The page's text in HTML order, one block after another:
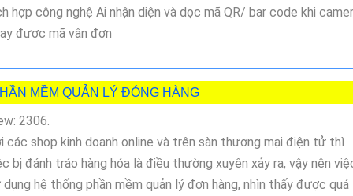
hợp công nghệ Ai nhận diện và dọc mã QR/ bar code khi
được mã vận đơn
MỀM QUẢN LÝ ĐÓNG HÀNG
2306.
các shop kinh doanh online và trên sàn thương mại điện tử thì
bị đánh tráo hàng hóa là điều thường xuyên xảy ra, vậy nên
dụng hệ thống phần mềm quản lý đơn hàng, nhìn thấy được quá